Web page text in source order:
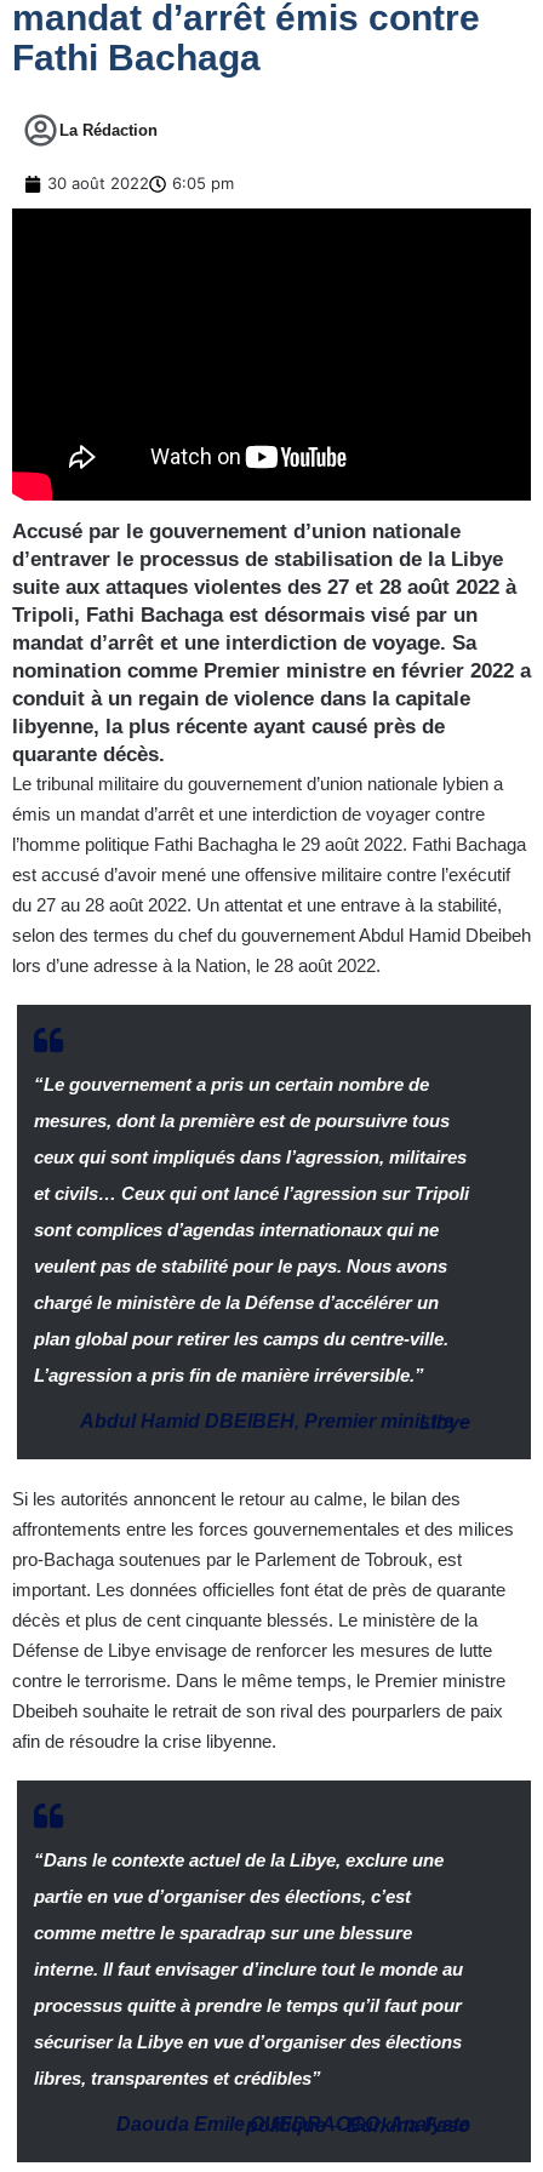
mandat d’arrêt émis contre
Fathi Bachaga
La Rédaction
30 août 2022 6:05 pm
Accusé par le gouvernement d’union nationale
d’entraver le processus de stabilisation de la Libye
suite aux attaques violentes des 27 et 28 août 2022 à
Tripoli, Fathi Bachaga est désormais visé par un
mandat d’arrêt et une interdiction de voyage. Sa
nomination comme Premier ministre en février 2022 a
conduit à un regain de violence dans la capitale
libyenne, la plus récente ayant causé près de
quarante décès.
Le tribunal militaire du gouvernement d’union nationale lybien a
émis un mandat d’arrêt et une interdiction de voyager contre
l’homme politique Fathi Bachagha le 29 août 2022. Fathi Bachaga
est accusé d’avoir mené une offensive militaire contre l’exécutif
du 27 au 28 août 2022. Un attentat et une entrave à la stabilité,
selon des termes du chef du gouvernement Abdul Hamid Dbeibeh
lors d’une adresse à la Nation, le 28 août 2022.
“Le gouvernement a pris un certain nombre de
mesures, dont la première est de poursuivre tous
ceux qui sont impliqués dans l’agression, militaires
et civils… Ceux qui ont lancé l’agression sur Tripoli
sont complices d’agendas internationaux qui ne
veulent pas de stabilité pour le pays. Nous avons
chargé le ministère de la Défense d’accélérer un
plan global pour retirer les camps du centre-ville.
L’agression a pris fin de manière irréversible.”
Abdul Hamid DBEIBEH, Premier ministre–
Libye
Si les autorités annoncent le retour au calme, le bilan des
affrontements entre les forces gouvernementales et des milices
pro-Bachaga soutenues par le Parlement de Tobrouk, est
important. Les données officielles font état de près de quarante
décès et plus de cent cinquante blessés. Le ministère de la
Défense de Libye envisage de renforcer les mesures de lutte
contre le terrorisme. Dans le même temps, le Premier ministre
Dbeibeh souhaite le retrait de son rival des pourparlers de paix
afin de résoudre la crise libyenne.
“Dans le contexte actuel de la Libye, exclure une
partie en vue d’organiser des élections, c’est
comme mettre le sparadrap sur une blessure
interne. Il faut envisager d’inclure tout le monde au
processus quitte à prendre le temps qu’il faut pour
sécuriser la Libye en vue d’organiser des élections
libres, transparentes et crédibles”
Daouda Emile OUEDRAOGO,
Analyste politique–Burkina Faso